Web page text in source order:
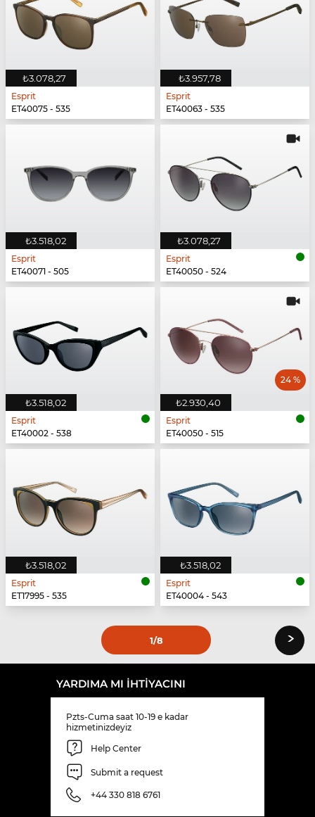
₺3.078,27
Esprit
ET40075 - 535
₺3.957,78
Esprit
ET40063 - 535
₺3.518,02
Esprit
ET40071 - 505
₺3.078,27
Esprit
ET40050 - 524
₺3.518,02
Esprit
ET40002 - 538
₺2.930,40
24 %
Esprit
ET40050 - 515
₺3.518,02
Esprit
ET17995 - 535
₺3.518,02
Esprit
ET40004 - 543
1/8 ›
YARDIMA MI IHTIYACINI
Pzts-Cuma saat 10-19 e kadar
hizmetinizdeyiz
Help Center
Submit a request
+44 330 818 6761